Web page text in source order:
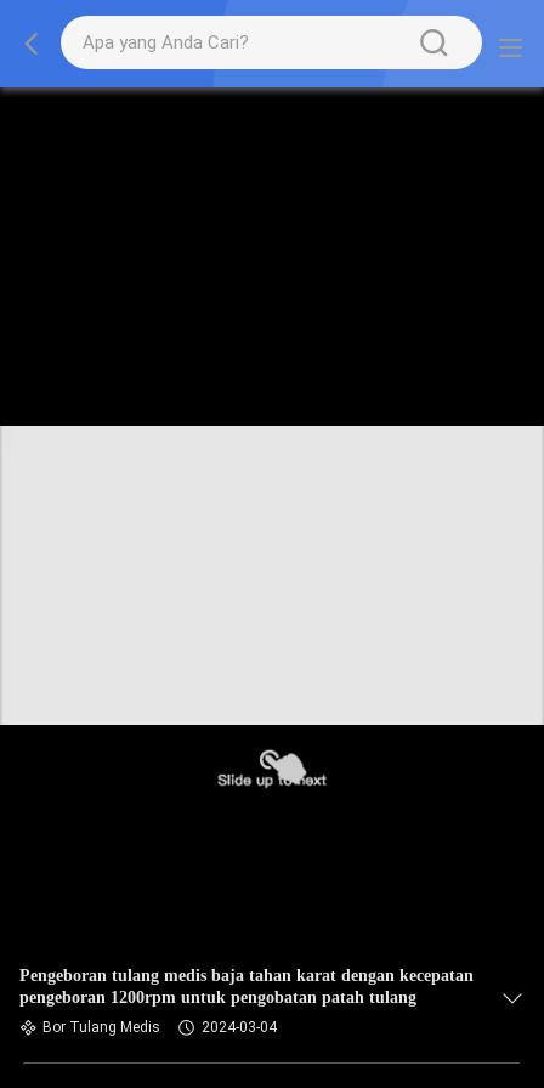
Pengeboran tulang medis baja tahan karat dengan kecepatan
pengeboran 1200rpm untuk pengobatan patah tulang
Bor Tulang Medis 2024-03-04